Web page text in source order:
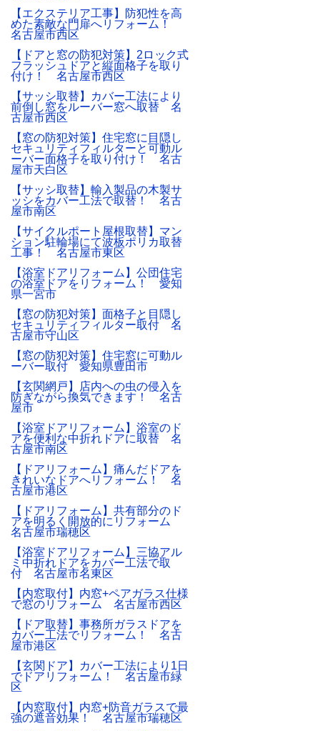
【エクステリア工事】防犯性を高
めた素敵な門扉へリフォーム！
名古屋市西区
【ドアと窓の防犯対策】2ロック式
フラッシュドアと縦面格子を取り
付け！ 名古屋市西区
【サッシ取替】カバー工法により
前倒し窓をルーバー窓へ取替 名
古屋市西区
【窓の防犯対策】住宅窓に目隠し
セキュリティフィルターと可動ル
ーバー面格子を取り付け！ 名古
屋市天白区
【サッシ取替】輸入製品の木製サ
ッシをカバー工法で取替！ 名古
屋市南区
【サイクルポート屋根取替】マン
ション駐輪場にて波板ポリカ取替
工事！ 名古屋市東区
【浴室ドアリフォーム】公団住宅
の浴室ドアをリフォーム！ 愛知
県一宮市
【窓の防犯対策】面格子と目隠し
セキュリティフィルター取付 名
古屋市守山区
【窓の防犯対策】住宅窓に可動ル
ーバー取付 愛知県豊田市
【玄関網戸】店内への虫の侵入を
防ぎながら換気できます！ 名古
屋市
【浴室ドアリフォーム】浴室のド
アを便利な中折れドアに取替 名
古屋市南区
【ドアリフォーム】痛んだドアを
きれいなドアへリフォーム！ 名
古屋市港区
【ドアリフォーム】共有部分のド
アを明るく開放的にリフォーム
名古屋市瑞穂区
【浴室ドアリフォーム】三協アル
ミ中折れドアをカバー工法で取
付 名古屋市名東区
【内窓取付】内窓+ペアガラス仕様
で窓のリフォーム 名古屋市西区
【ドア取替】事務所ガラスドアを
カバー工法でリフォーム！ 名古
屋市港区
【玄関ドア】カバー工法により1日
でドアリフォーム！ 名古屋市緑
区
【内窓取付】内窓+防音ガラスで最
強の遮音効果！ 名古屋市瑞穂区